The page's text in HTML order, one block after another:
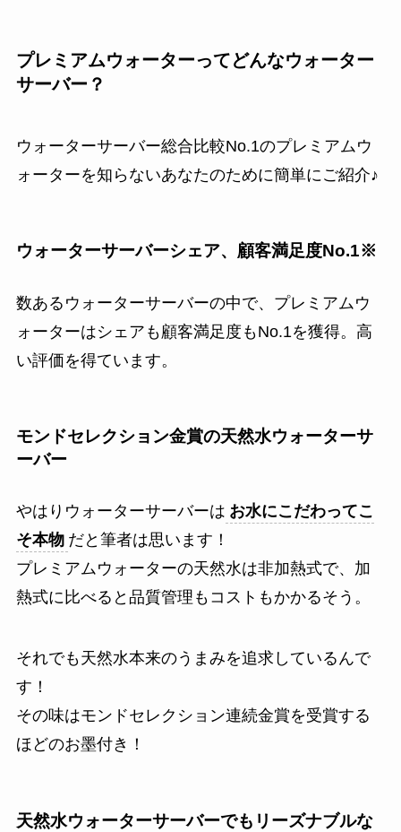
プレミアムウォーターってどんなウォーター
サーバー？
ウォーターサーバー総合比較No.1のプレミアムウ
ォーターを知らないあなたのために簡単にご紹介♪
ウォーターサーバーシェア、顧客満足度No.1※
数あるウォーターサーバーの中で、プレミアムウ
ォーターはシェアも顧客満足度もNo.1を獲得。高
い評価を得ています。
モンドセレクション金賞の天然水ウォーターサ
ーバー
やはりウォーターサーバーは お水にこだわってこ
そ本物 だと筆者は思います！
プレミアムウォーターの天然水は非加熱式で、加
熱式に比べると品質管理もコストもかかるそう。
それでも天然水本来のうまみを追求しているんで
す！
その味はモンドセレクション連続金賞を受賞する
ほどのお墨付き！
天然水ウォーターサーバーでもリーズナブルな